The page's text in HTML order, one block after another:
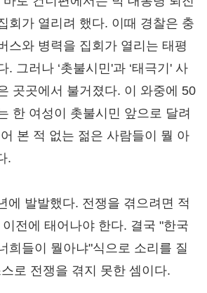
회가 열리려 했다. 이때 경찰은 충
스와 병력을 집회가 열리는 태평
. 그러나 ‘촛불시민'과 ‘태극기' 사
곳곳에서 불거졌다. 이 와중에 50
한 여성이 촛불시민 앞으로 달려
본 적 없는 젊은 사람들이 뭘 아
.
에 발발했다. 전쟁을 겪으려면 적
전에 태어나야 한다. 결국 "한국
희들이 뭘아냐"식으로 소리를 질
로 전쟁을 겪지 못한 셈이다.